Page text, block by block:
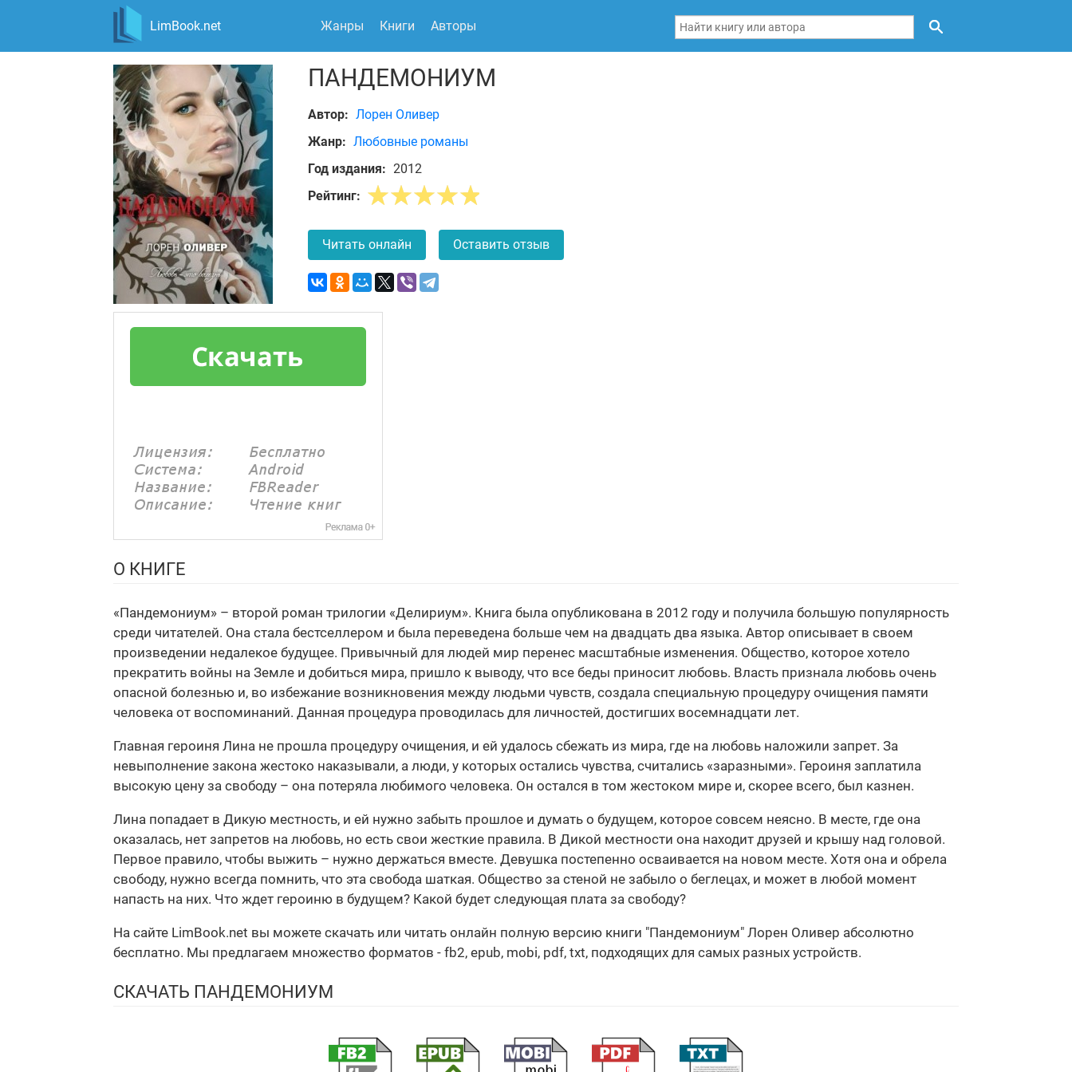
LimBook.net Жанры Книги Авторы
ПАНДЕМОНИУМ
Автор: Лорен Оливер
Жанр: Любовные романы
Год издания: 2012
Рейтинг:
Читать онлайн Оставить отзыв
О КНИГЕ
«Пандемониум» – второй роман трилогии «Делириум». Книга была опубликована в 2012 году и получила большую популярность
среди читателей. Она стала бестселлером и была переведена больше чем на двадцать два языка. Автор описывает в своем
произведении недалекое будущее. Привычный для людей мир перенес масштабные изменения. Общество, которое хотело
прекратить войны на Земле и добиться мира, пришло к выводу, что все беды приносит любовь. Власть признала любовь очень
опасной болезнью и, во избежание возникновения между людьми чувств, создала специальную процедуру очищения памяти
человека от воспоминаний. Данная процедура проводилась для личностей, достигших восемнадцати лет.
Главная героиня Лина не прошла процедуру очищения, и ей удалось сбежать из мира, где на любовь наложили запрет. За
невыполнение закона жестоко наказывали, а люди, у которых остались чувства, считались «заразными». Героиня заплатила
высокую цену за свободу – она потеряла любимого человека. Он остался в том жестоком мире и, скорее всего, был казнен.
Лина попадает в Дикую местность, и ей нужно забыть прошлое и думать о будущем, которое совсем неясно. В месте, где она
оказалась, нет запретов на любовь, но есть свои жесткие правила. В Дикой местности она находит друзей и крышу над головой.
Первое правило, чтобы выжить – нужно держаться вместе. Девушка постепенно осваивается на новом месте. Хотя она и обрела
свободу, нужно всегда помнить, что эта свобода шаткая. Общество за стеной не забыло о беглецах, и может в любой момент
напасть на них. Что ждет героиню в будущем? Какой будет следующая плата за свободу?
На сайте LimBook.net вы можете скачать или читать онлайн полную версию книги "Пандемониум" Лорен Оливер абсолютно
бесплатно. Мы предлагаем множество форматов - fb2, epub, mobi, pdf, txt, подходящих для самых разных устройств.
СКАЧАТЬ ПАНДЕМОНИУМ